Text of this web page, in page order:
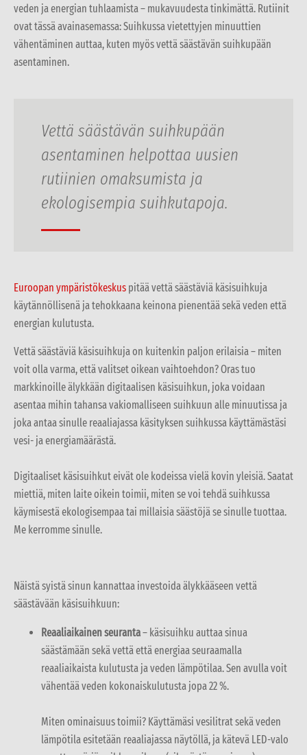
veden ja energian tuhlaamista – mukavuudesta tinkimättä. Rutiinit
ovat tässä avainasemassa: Suihkussa vietettyjen minuuttien
vähentäminen auttaa, kuten myös vettä säästävän suihkupään
asentaminen.
Vettä säästävän suihkupään
asentaminen helpottaa uusien
rutiinien omaksumista ja
ekologisempia suihkutapoja.
Euroopan ympäristökeskus pitää vettä säästäviä käsisuihkuja
käytännöllisenä ja tehokkaana keinona pienentää sekä veden että
energian kulutusta.
Vettä säästäviä käsisuihkuja on kuitenkin paljon erilaisia – miten
voit olla varma, että valitset oikean vaihtoehdon? Oras tuo
markkinoille älykkään digitaalisen käsisuihkun, joka voidaan
asentaa mihin tahansa vakiomalliseen suihkuun alle minuutissa ja
joka antaa sinulle reaaliajassa käsityksen suihkussa käyttämästäsi
vesi- ja energiamäärästä.
Digitaaliset käsisuihkut eivät ole kodeissa vielä kovin yleisiä. Saatat
miettiä, miten laite oikein toimii, miten se voi tehdä suihkussa
käymisestä ekologisempaa tai millaisia säästöjä se sinulle tuottaa.
Me kerromme sinulle.
Näistä syistä sinun kannattaa investoida älykkääseen vettä
säästävään käsisuihkuun:
Reaaliaikainen seuranta– käsisuihku auttaa sinua
säästämään sekä vettä että energiaa seuraamalla
reaaliaikaista kulutusta ja veden lämpötilaa. Sen avulla voit
vähentää veden kokonaiskulutusta jopa 22 %.
Miten ominaisuus toimii? Käyttämäsi vesilitrat sekä veden
lämpötila esitetään reaaliajassa näytöllä, ja kätevä LED-valo